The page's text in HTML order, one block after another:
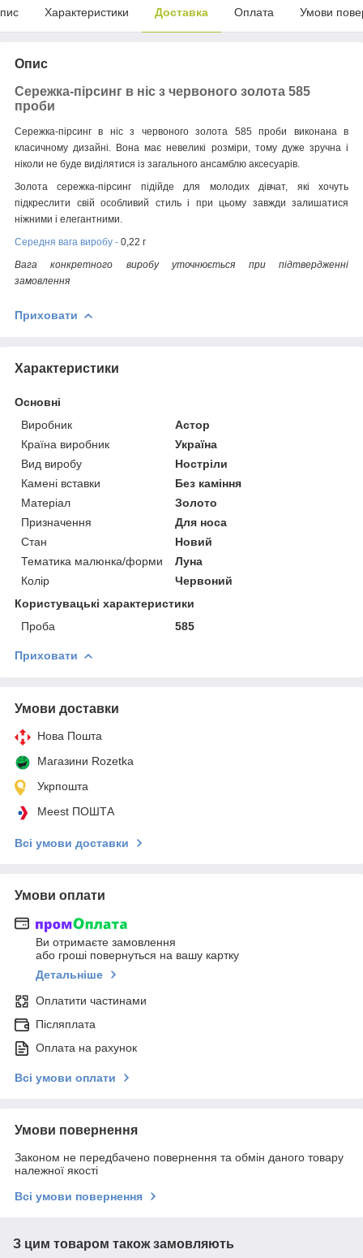
Характеристики Доставка Оплата Умови
Опис
Сережка-пірсинг в ніс з червоного золота 585
проби
Сережка-пірсинг в ніс з червоного золота 585 проби виконана в
класичному дизайні. Вона має невеликі розміри, тому дуже зручна і
ніколи не буде виділятися із загального ансамблю аксесуарів.
Золота сережка-пірсинг підійде для молодих дівчат, які хочуть
підкреслити свій особливий стиль і при цьому завжди залишатися
ніжними і елегантними.
Середня вага виробу - 0,22 г
Вага конкретного виробу уточнюється при підтвердженні
замовлення
Приховати
Характеристики
Основні
Виробник
Астор
Країна виробник
Україна
Вид виробу
Ностріли
Камені вставки
Без каміння
Матеріал
Золото
Призначення
Для носа
Стан
Новий
Тематика малюнка/форми
Луна
Колір
Червоний
Користувацькі характеристики
Проба
585
Приховати
Умови доставки
Нова Пошта
Магазини Rozetka
Укрпошта
Meest ПОШТА
Всі умови доставки
Умови оплати
Ви отримаєте замовлення
або гроші повернуться на вашу картку
Детальніше
Оплатити частинами
Післяплата
Оплата на рахунок
Всі умови оплати
Умови повернення
Законом не передбачено повернення та обмін даного товару
належної якості
Всі умови повернення
З цим товаром також замовляють